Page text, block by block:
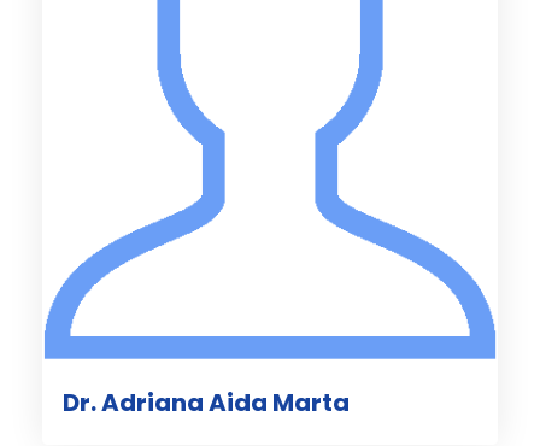
Dr. Adriana Aida Marta